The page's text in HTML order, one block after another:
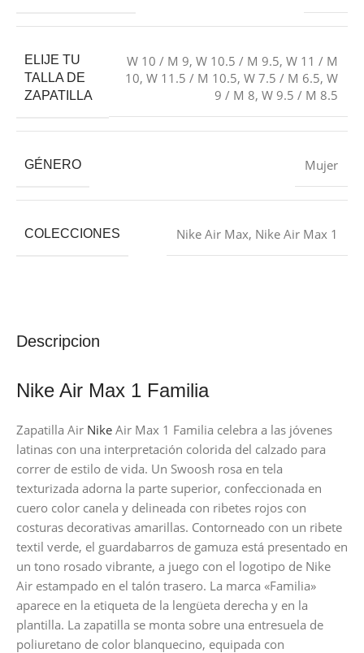
Descripcion
Nike Air Max 1 Familia
Zapatilla Air Nike Air Max 1 Familia celebra a las jóvenes
latinas con una interpretación colorida del calzado para
correr de estilo de vida. Un Swoosh rosa en tela
texturizada adorna la parte superior, confeccionada en
cuero color canela y delineada con ribetes rojos con
costuras decorativas amarillas. Contorneado con un ribete
textil verde, el guardabarros de gamuza está presentado en
un tono rosado vibrante, a juego con el logotipo de Nike
Air estampado en el talón trasero. La marca «Familia»
aparece en la etiqueta de la lengüeta derecha y en la
plantilla. La zapatilla se monta sobre una entresuela de
poliuretano de color blanquecino, equipada con
ELIJE TU
TALLA DE
ZAPATILLA
W 10 / M 9, W 10.5 / M 9.5, W 11 / M
10, W 11.5 / M 10.5, W 7.5 / M 6.5, W
9 / M 8, W 9.5 / M 8.5
GÉNERO Mujer
COLECCIONES Nike Air Max, Nike Air Max 1